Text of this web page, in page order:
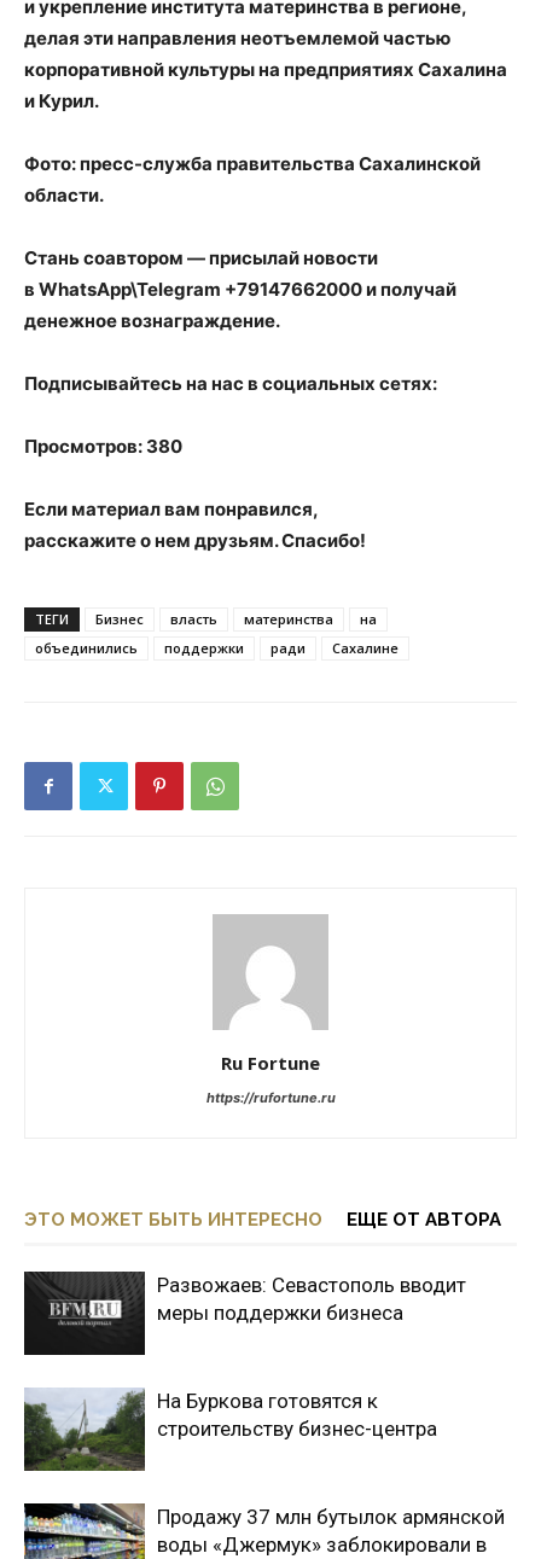
и укрепление института материнства в регионе,
делая эти направления неотъемлемой частью
корпоративной культуры на предприятиях Сахалина
и Курил.
Фото: пресс-служба правительства Сахалинской
области.
Стань соавтором — присылай новости
в WhatsApp\Telegram +79147662000 и получай
денежное вознаграждение.
Подписывайтесь на нас в социальных сетях:
Просмотров: 380
Если материал вам понравился,
расскажите о нем друзьям. Спасибо!
ТЕГИ Бизнес власть материнства
на
объединились
поддержки ради Сахалине
Ru Fortune
https://rufortune.ru
ЭТО МОЖЕТ БЫТЬ ИНТЕРЕСНО ЕЩЕ ОТ АВТОРА
Развожаев: Севастополь вводит
меры поддержки бизнеса
На Буркова готовятся к
строительству бизнес-центра
Продажу 37 млн бутылок армянской
воды «Джермук» заблокировали в